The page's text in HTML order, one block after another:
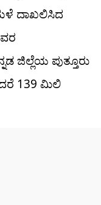
ದಾಖಲಿಸಿದ
ಜಿಲ್ಲೆಯ ಪುತ್ತೂರು
139 ಮಿಲಿ